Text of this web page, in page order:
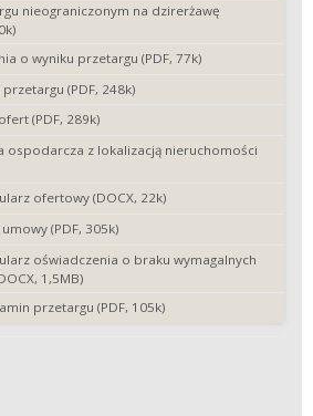
nieograniczonym na dzirerżawę
o wyniku przetargu (PDF, 77k)
(PDF, 248k)
(PDF, 289k)
ospodarcza z lokalizacją nieruchomości
ofertowy (DOCX, 22k)
(PDF, 305k)
oświadczenia o braku wymagalnych
1,5MB)
przetargu (PDF, 105k)